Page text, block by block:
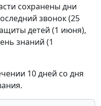
сохранены дни
звонок (25
детей (1 июня),
знаний (1
10 дней со дня